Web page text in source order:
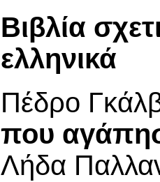
Βιβλία
ελληνικά
Πέδρο
που
Λήδα